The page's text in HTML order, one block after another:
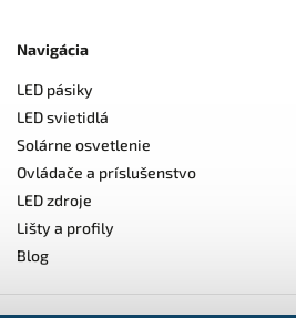
Navigácia
LED pásiky
LED svietidlá
Solárne osvetlenie
Ovládače a príslušenstvo
LED zdroje
Lišty a profily
Blog